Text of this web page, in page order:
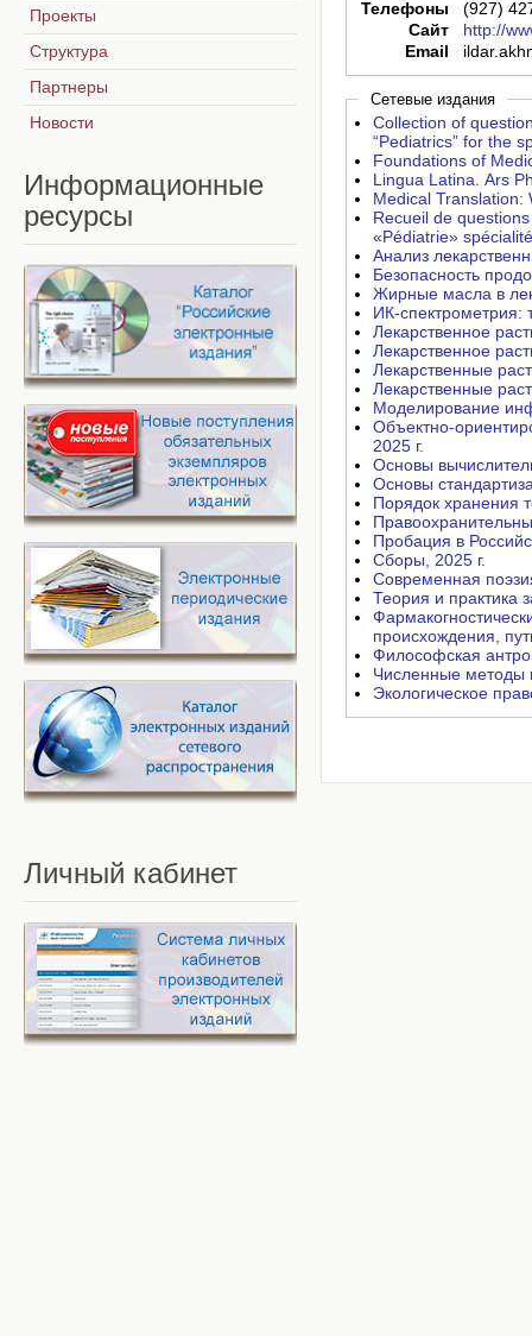
Телефоны
(927)
Сайт
http://
Email
Сетевые издания
Collection of
“Pediatrics” for the
Foundations of
Lingua Latina. Ars
Medical Translation:
Recueil de
«Pédiatrie»
Анализ
Безопасность
Жирные масла в
ИК-спектрометрия:
Лекарственное
Лекарственное
Лекарственные
Лекарственные
Моделирование
Объектно-
2025 г.
Основы
Основы
Порядок хранения
Пробация в
Сборы, 2025 г.
Современная
Теория и практика
происхождения,
Философская
Численные методы
Экологическое
Проекты
Структура
Партнеры
Новости
Информационные
ресурсы
Личный кабинет